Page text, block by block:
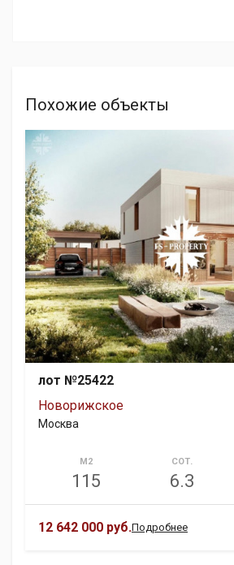
Похожие объекты
лот №25422
Новорижское
Москва
М2
115
СОТ.
6.3
12 642 000 руб.Подробнее